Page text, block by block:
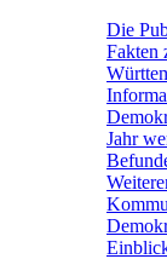
Die
Fakten
Jahr